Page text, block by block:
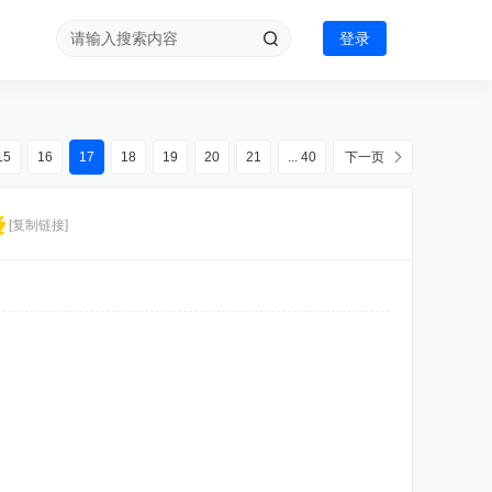
登录
16 17 18 19 20 21 ... 40 下一页
[复制链接]